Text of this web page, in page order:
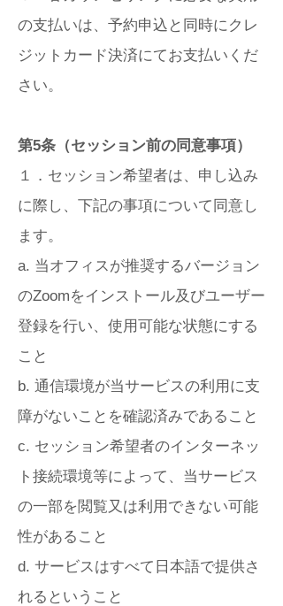
の支払いは、予約申込と同時にクレ
ジットカード決済にてお支払いくだ
さい。
第5条（セッション前の同意事項）
１．セッション希望者は、申し込み
に際し、下記の事項について同意し
ます。
a. 当オフィスが推奨するバージョン
のZoomをインストール及びユーザー
登録を行い、使用可能な状態にする
こと
b. 通信環境が当サービスの利用に支
障がないことを確認済みであること
c. セッション希望者のインターネッ
ト接続環境等によって、当サービス
の一部を閲覧又は利用できない可能
性があること
d. サービスはすべて日本語で提供さ
れるということ